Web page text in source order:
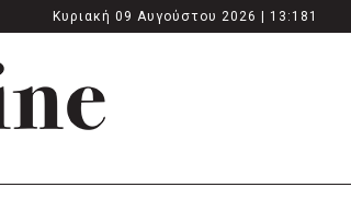
Κυριακή 09 Αυγούστου 2026 | 13:181